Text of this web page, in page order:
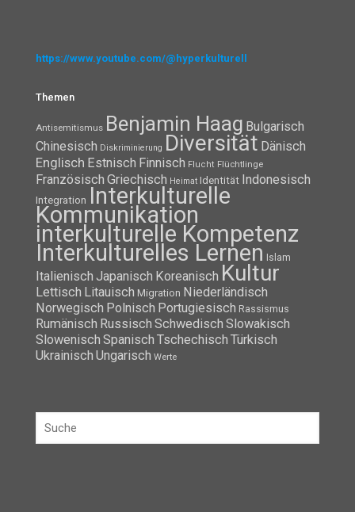
https://www.youtube.com/@hyperkulturell
Themen
Antisemitismus Benjamin Haag Bulgarisch
Chinesisch Diskriminierung Diversität Dänisch
Englisch Estnisch Finnisch Flucht Flüchtlinge
Französisch Griechisch Heimat Identität Indonesisch
Integration Interkulturelle
Kommunikation
interkulturelle Kompetenz
Interkulturelles Lernen Islam
Italienisch Japanisch Koreanisch Kultur
Lettisch Litauisch Migration Niederländisch
Norwegisch Polnisch Portugiesisch Rassismus
Rumänisch Russisch Schwedisch Slowakisch
Slowenisch Spanisch Tschechisch Türkisch
Ukrainisch Ungarisch Werte